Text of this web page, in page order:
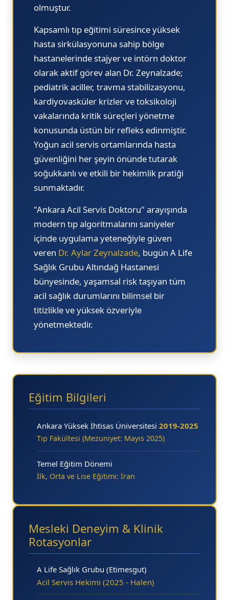
olmuştur.
Kapsamlı tıp eğitimi süresince yüksek
hasta sirkülasyonuna sahip bölge
hastanelerinde stajyer ve intörn doktor
olarak aktif görev alan Dr. Zeynalzade;
pediatrik aciller, travma stabilizasyonu,
kardiyovasküler krizler ve toksikoloji
vakalarında kritik süreçleri yönetme
konusunda üstün bir refleks edinmiştir.
Yoğun acil servis ortamlarında hasta
güvenliğini her şeyin önünde tutarak
soğukkanlı ve etkili bir hekimlik pratiği
sunmaktadır.
"Ankara Acil Servis Doktoru" arayışında
modern tıp algoritmalarını saniyeler
içinde uygulama yeteneğiyle güven
veren Dr. Aylar Zeynalzade, bugün A Life
Sağlık Grubu Altındağ Hastanesi
bünyesinde, yaşamsal risk taşıyan tüm
acil sağlık durumlarını bilimsel bir
titizlikle ve yüksek özveriyle
yönetmektedir.
Eğitim Bilgileri
Ankara Yüksek İhtisas Üniversitesi 2019-2025
Tıp Fakültesi (Mezuniyet: Mayıs 2025)
Temel Eğitim Dönemi
İlk, Orta ve Lise Eğitimi: İran
Mesleki Deneyim & Klinik
Rotasyonlar
A Life Sağlık Grubu (Etimesgut)
Acil Servis Hekimi (2025 - Halen)